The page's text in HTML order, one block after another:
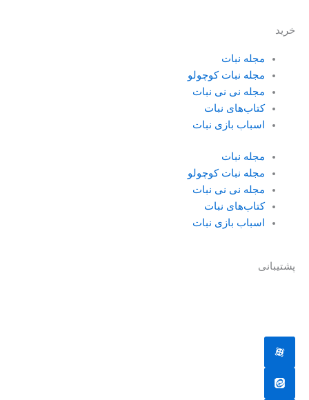
خرید
مجله نبات
مجله نبات کوچولو
مجله نی نی نبات
کتاب‌های نبات
اسباب بازی نبات
مجله نبات
مجله نبات کوچولو
مجله نی نی نبات
کتاب‌های نبات
اسباب بازی نبات
پشتیبانی